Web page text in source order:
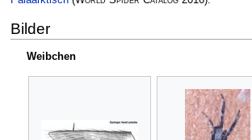
Bilder
Weibchen